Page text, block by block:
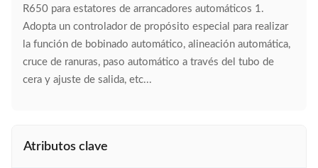
R650 para estatores de arrancadores automáticos 1.
Adopta un controlador de propósito especial para realizar
la función de bobinado automático, alineación automática,
cruce de ranuras, paso automático a través del tubo de
cera y ajuste de salida, etc...
Atributos clave